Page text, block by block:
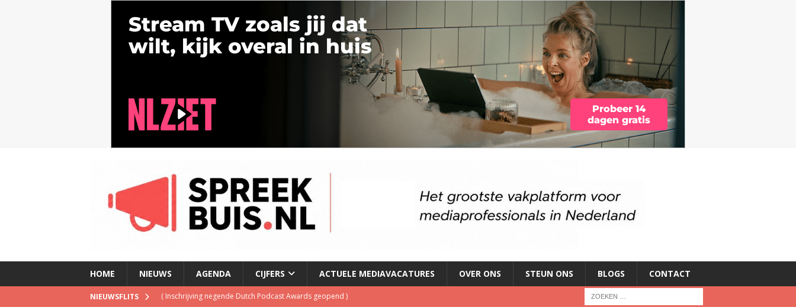
HOME NIEUWS AGENDA CIJFERS ACTUELE MEDIAVACATURES OVER ONS STEUN ONS BLOGS CONTACT
NIEUWSFLITS ( Inschrijving negende Dutch Podcast Awards geopend )